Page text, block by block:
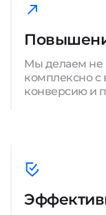
Мы делаем не
комплексно с
конверсию и